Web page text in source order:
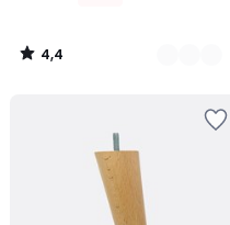
4,4
/